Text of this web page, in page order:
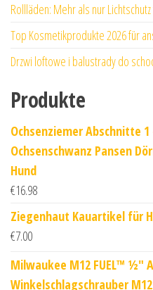
Rollläden: Mehr als nur
Top Kosmetikprodukte 2026 für
Drzwi loftowe i balustrady do
Produkte
Ochsenziemer Abschnitte
Ochsenschwanz Pansen
Hund
€16.98
Ziegenhaut Kauartikel für
€7.00
Milwaukee M12 FUEL™ ½"
Winkelschlagschrauber M12